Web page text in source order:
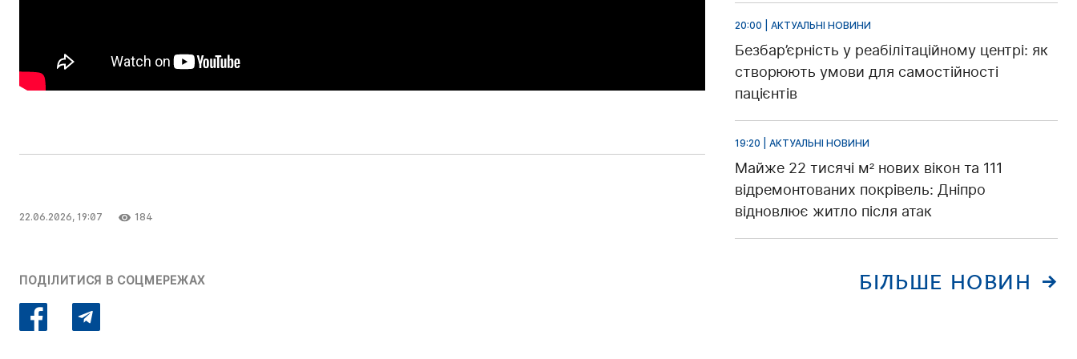
22.06.2026, 19:07 184
ПОДІЛИТИСЯ В СОЦМЕРЕЖАХ
20:00 | АКТУАЛЬНІ НОВИНИ
Безбар’єрність у реабілітаційному центрі: як
створюють умови для самостійності
пацієнтів
19:20 | АКТУАЛЬНІ НОВИНИ
Майже 22 тисячі м² нових вікон та 111
відремонтованих покрівель: Дніпро
відновлює житло після атак
БІЛЬШЕ НОВИН